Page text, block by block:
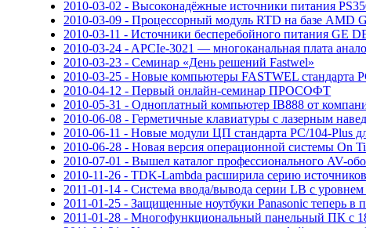
2010-03-02 - Высоконадёжные источники питания
2010-03-09 - Процессорный модуль RTD на базе
2010-03-11 - Источники бесперебойного питания GE
2010-03-24 - APCIe-3021 — многоканальная плата
2010-03-23 - Семинар «День решений Fastwel»
2010-03-25 - Новые компьютеры FASTWEL стандарта
2010-04-12 - Первый онлайн-семинар ПРОСОФТ
2010-05-31 - Одноплатный компьютер IB888 от
2010-06-08 - Герметичные клавиатуры с лазерным
2010-06-11 - Новые модули ЦП стандарта PC/104-Plus
2010-06-28 - Новая версия операционной системы On
2010-07-01 - Вышел каталог профессионального AV-
2010-11-26 - TDK-Lambda расширила серию
2011-01-14 - Система ввода/вывода серии LB c
2011-01-25 - Защищенные ноутбуки Panasonic теперь
2011-01-28 - Многофункциональный панельный ПК с